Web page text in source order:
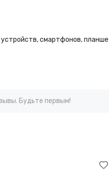
смартфонов,
Будьте первым!